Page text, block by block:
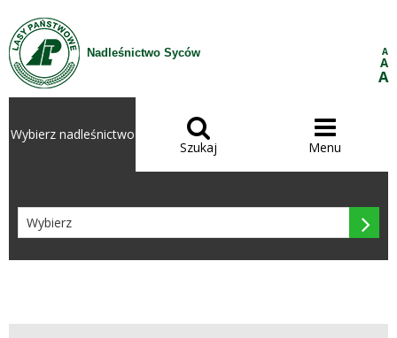
Przejdź do treści
Nadleśnictwo Syców A
A
A
Wybierz nadleśnictwo 
Szukaj

Menu
